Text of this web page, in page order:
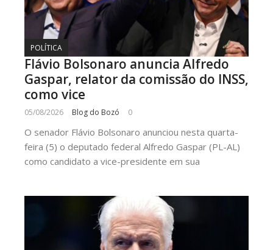
POLÍTICA
Flávio Bolsonaro anuncia Alfredo
Gaspar, relator da comissão do INSS,
como vice
05/08/2026 Blog do Bozó 0
O senador Flávio Bolsonaro anunciou nesta quarta-
feira (5) o deputado federal Alfredo Gaspar (PL-AL)
como candidato a vice-presidente em sua